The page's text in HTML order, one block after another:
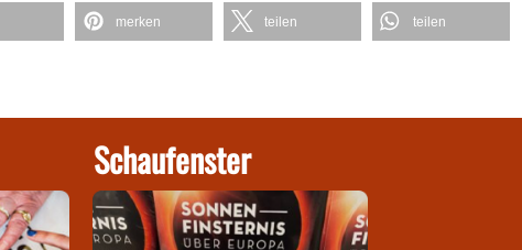
merken teilen teilen
Schaufenster